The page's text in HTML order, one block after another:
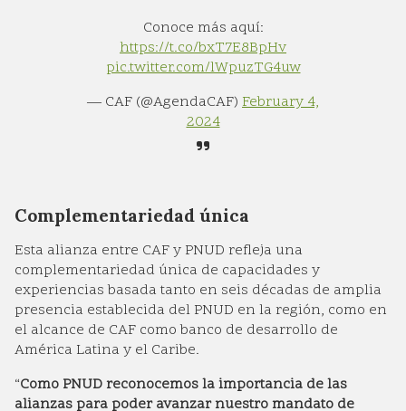
Conoce más aquí:
https://t.co/bxT7E8BpHv
pic.twitter.com/lWpuzTG4uw
— CAF (@AgendaCAF) February 4,
2024
Complementariedad única
Esta alianza entre CAF y PNUD refleja una
complementariedad única de capacidades y
experiencias basada tanto en seis décadas de amplia
presencia establecida del PNUD en la región, como en
el alcance de CAF como banco de desarrollo de
América Latina y el Caribe.
“Como PNUD reconocemos la importancia de las
alianzas para poder avanzar nuestro mandato de